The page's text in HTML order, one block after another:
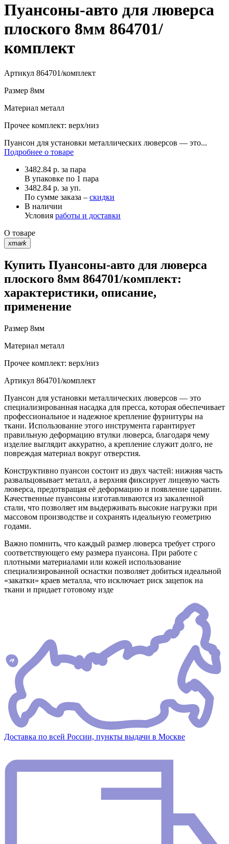
Пуансоны-авто для люверса
плоского 8мм 864701/
комплект
Артикул 864701/комплект
Размер 8мм
Материал металл
Прочее комплект: верх/низ
Пуансон для установки металлических люверсов — это...
Подробнее о товаре
3482.84 р. за пара
В упаковке по 1 пара
3482.84 р. за уп.
По сумме заказа – скидки
В наличии
Условия работы и доставки
О товаре
xmark
Купить Пуансоны-авто для люверса
плоского 8мм 864701/комплект:
характеристики, описание,
применение
Размер 8мм
Материал металл
Прочее комплект: верх/низ
Артикул 864701/комплект
Пуансон для установки металлических люверсов — это
специализированная насадка для пресса, которая обеспечивает
профессиональное и надежное крепление фурнитуры на
ткани. Использование этого инструмента гарантирует
правильную деформацию втулки люверса, благодаря чему
изделие выглядит аккуратно, а крепление служит долго, не
повреждая материал вокруг отверстия.
Конструктивно пуансон состоит из двух частей: нижняя часть
развальцовывает металл, а верхняя фиксирует лицевую часть
люверса, предотвращая её деформацию и появление царапин.
Качественные пуансоны изготавливаются из закаленной
стали, что позволяет им выдерживать высокие нагрузки при
массовом производстве и сохранять идеальную геометрию
годами.
Важно помнить, что каждый размер люверса требует строго
соответствующего ему размера пуансона. При работе с
плотными материалами или кожей использование
специализированной оснастки позволяет добиться идеальной
«закатки» краев металла, что исключает риск зацепок на
ткани и придает готовому изде
Доставка по всей России, пункты выдачи в Москве